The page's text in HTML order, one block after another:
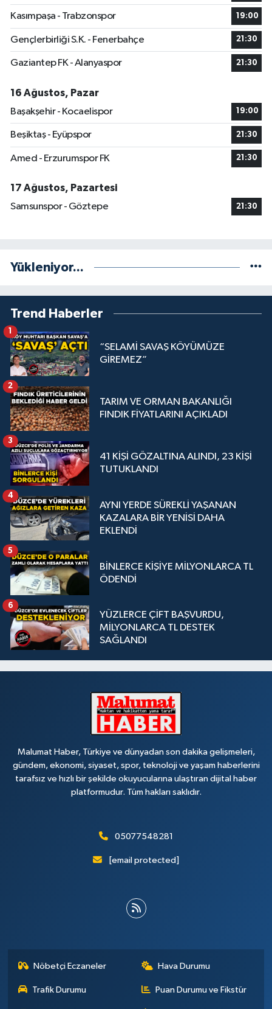
Kasımpaşa - Trabzonspor 19:00
Gençlerbirliği S.K. - Fenerbahçe 21:30
Gaziantep FK - Alanyaspor 21:30
16 Ağustos, Pazar
Başakşehir - Kocaelispor
19:00
Beşiktaş - Eyüpspor 21:30
Amed - Erzurumspor FK 21:30
17 Ağustos, Pazartesi
Samsunspor - Göztepe
21:30
Yükleniyor...
Trend Haberler
“SELAMİ SAVAŞ KÖYÜMÜZE
GİREMEZ”
1
TARIM VE ORMAN BAKANLIĞI
FINDIK FİYATLARINI AÇIKLADI
2
41 KİŞİ GÖZALTINA ALINDI, 23 KİŞİ
TUTUKLANDI
3
AYNI YERDE SÜREKLİ YAŞANAN
KAZALARA BİR YENİSİ DAHA
EKLENDİ
4
BİNLERCE KİŞİYE MİLYONLARCA TL
ÖDENDİ
5
YÜZLERCE ÇİFT BAŞVURDU,
MİLYONLARCA TL DESTEK
SAĞLANDI
6
Malumat Haber, Türkiye ve dünyadan son dakika gelişmeleri,
gündem, ekonomi, siyaset, spor, teknoloji ve yaşam haberlerini
tarafsız ve hızlı bir şekilde okuyucularına ulaştıran dijital haber
platformudur. Tüm hakları saklıdır.
05077548281
[email protected]
Nöbetçi Eczaneler Hava Durumu
Trafik Durumu Puan Durumu ve Fikstür